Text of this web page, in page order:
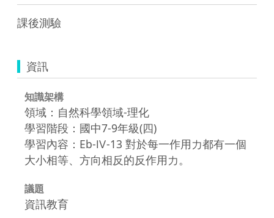
課後測驗
資訊
知識架構
領域：自然科學領域-理化
學習階段：國中7-9年級(四)
學習內容：Eb-Ⅳ-13 對於每一作用力都有一個
大小相等、方向相反的反作用力。
議題
資訊教育